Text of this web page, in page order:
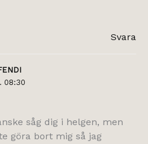
Svara
08:30
såg dig i helgen, men
göra bort mig så jag